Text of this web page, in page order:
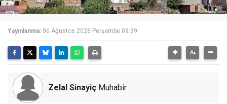
Yayınlanma: 06 Ağustos 2026 Perşembe 09:39
Zelal Sinayiç Muhabir